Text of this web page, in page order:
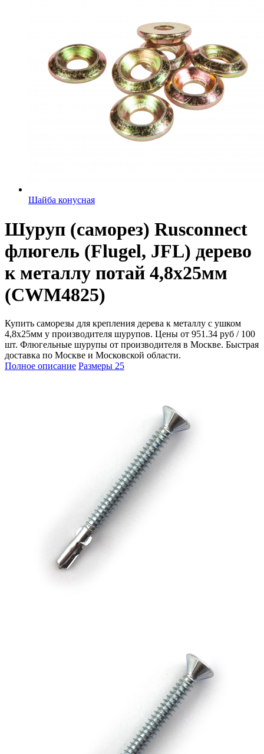
Шайба конусная
Шуруп (саморез) Rusconnect
флюгель (Flugel, JFL) дерево
к металлу потай 4,8х25мм
(CWM4825)
Купить саморезы для крепления дерева к металлу с ушком
4,8х25мм у производителя шурупов. Цены от 951.34 руб / 100
шт. Флюгельные шурупы от производителя в Москве. Быстрая
доставка по Москве и Московской области.
Полное описание Размеры 25